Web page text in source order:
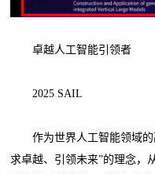
卓越人工智能引领者
2025 SAIL
作为世界人工智能领域的
求卓越、引领未来”的理念，